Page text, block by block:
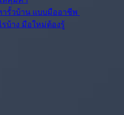
ารั้วบ้าน แบบมืออาชีพ
บ้าง มือใหม่ต้องรู้